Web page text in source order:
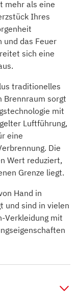
mehr als eine
Ihres
und das Feuer
sich eine
traditionelles
Brennraum sorgt
mit
Luftführung,
eine
Die
Wert reduziert,
Grenze liegt.
Hand in
und sind in vielen
Verkleidung mit